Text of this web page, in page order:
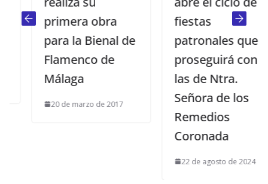
primera obra
para la Bienal de
Flamenco de
Málaga
20 de marzo de 2017
fiestas
patronales que
proseguirá con
las de Ntra.
Señora de los
Remedios
Coronada
22 de agosto de 2024